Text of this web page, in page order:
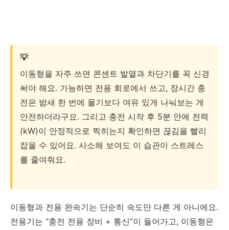
💡
이동형을 자주 쓰면 콘센트 발열과 차단기를 꼭 신경
써야 해요. 가능하면 전용 회로에서 쓰고, 장시간 충
전은 밤새 한 번에 몰기보다 여유 있게 나눠보는 게
안전하더라구요. 그리고 충전 시작 후 5분 안에 전력
(kW)이 안정적으로 찍히는지 확인하면 끊김을 빨리
잡을 수 있어요. 사소해 보여도 이 습관이 스트레스
를 줄여줘요.
이동형과 전용 완속기는 단순히 속도만 다른 게 아니에요.
전용기는 “충전 전용 장비 + 통신”이 들어가고, 이동형은